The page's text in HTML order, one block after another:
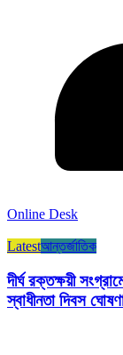
Online Desk
Latestআন্তর্জাতিক
দীর্ঘ রক্তক্ষয়ী
স্বাধীনতা দিবস